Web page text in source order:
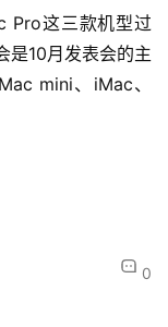
Pro这三款机型过
是10月发表会的主
mini、iMac、
0